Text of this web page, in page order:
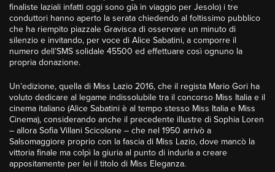
finaliste laziali infatti oggi sono già in viaggio per Jesolo) i tre
conduttori hanno aperto la serata chiedendo al foltissimo pubblico
che ha riempito piazzale Gravisca di osservare un minuto di
silenzio e invitando, per voce di Alice Sabatini, a comporre il
numero dell’SMS solidale 45500 ed effettuare così ognuno la
propria donazione.
Un’edizione, quella di Miss Lazio 2016, che il regista Mario Gori ha
voluto dedicare al legame indissolubile tra il concorso Miss Italia e il
cinema italiano (Alice Sabatini è al tempo stesso Miss Italia e Miss
Cinema), considerando anche il precedente illustre di Sophia Loren
– allora Sofia Villani Scicolone – che nel 1950 arrivò a
Salsomaggiore proprio con la fascia di Miss Lazio, dove mancò la
vittoria finale ma colpì la giuria al punto di indurla a creare
appositamente per lei il titolo di Miss Eleganza.